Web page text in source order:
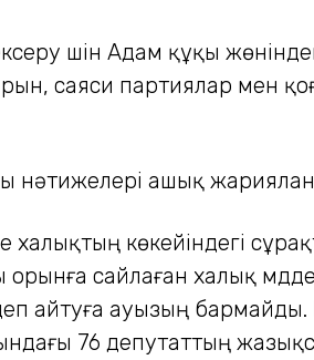
үшін Адам құқы жөніндегі
саяси партиялар мен
нәтижелері ашық
көкейіндегі
сайлаған халық
айтуға ауызың
76 депутаттың